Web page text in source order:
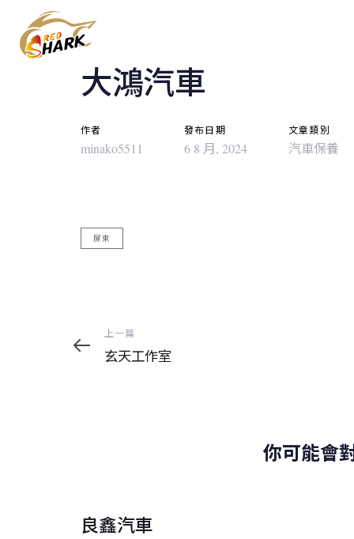
links
content
大鴻汽車
作者
minako5511
發布日期
6 8 月, 2024
文章類別
汽車保養
屏東
Post
navigation
上
一
篇
上一篇
玄天工作室
你可能會
良鑫汽車